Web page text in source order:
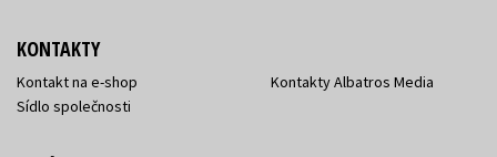
KONTAKTY
Kontakt na e-shop
Sídlo společnosti
Kontakty Albatros Media